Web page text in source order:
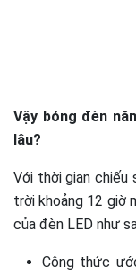
Vậy bóng đèn
lâu?
Với thời gian chiếu
trời khoảng 12 giờ
của đèn LED như
Công thức